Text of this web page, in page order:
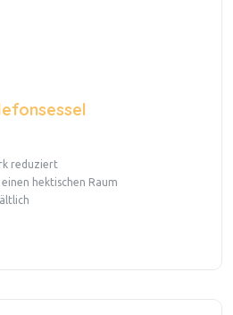
reduziert
hektischen Raum